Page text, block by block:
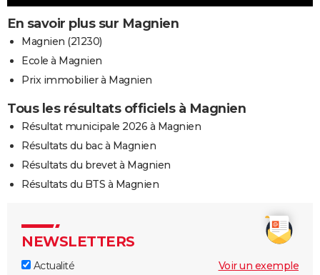
En savoir plus sur Magnien
Magnien (21230)
Ecole à Magnien
Prix immobilier à Magnien
Tous les résultats officiels à Magnien
Résultat municipale 2026 à Magnien
Résultats du bac à Magnien
Résultats du brevet à Magnien
Résultats du BTS à Magnien
NEWSLETTERS
Actualité
Voir un exemple